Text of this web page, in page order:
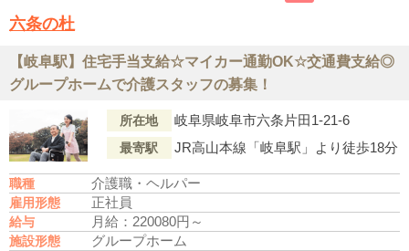
六条の杜
【岐阜駅】住宅手当支給☆マイカー通勤OK☆交通費支給◎
グループホームで介護スタッフの募集！
所在地 岐阜県岐阜市六条片田1-21-6
最寄駅 JR高山本線「岐阜駅」より徒歩18分
職種 介護職・ヘルパー
雇用形態 正社員
給与 月給：220080円～
施設形態 グループホーム